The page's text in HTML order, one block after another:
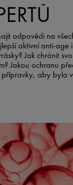
odpovědi na
aktivní anti-age
Jak chránit
Jakou ochranu
aby byla